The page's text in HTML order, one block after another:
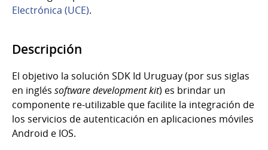
Electrónica (UCE).
Descripción
El objetivo la solución SDK Id Uruguay (por sus siglas
en inglés software development kit) es brindar un
componente re-utilizable que facilite la integración de
los servicios de autenticación en aplicaciones móviles
Android e IOS.